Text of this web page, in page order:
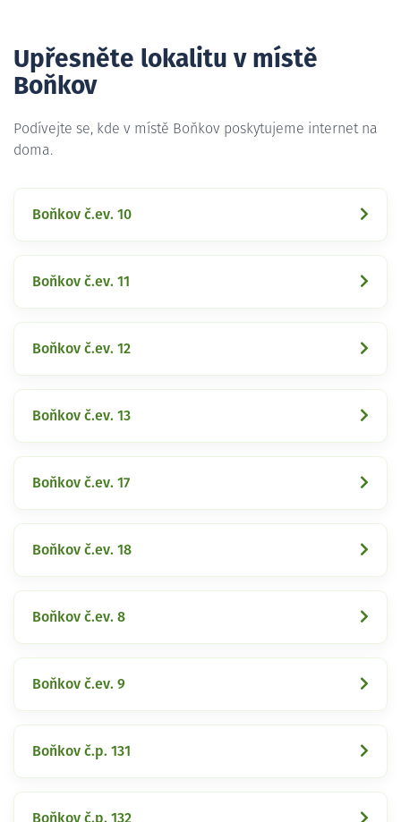
Upřesněte lokalitu v místě
Boňkov
Podívejte se, kde v místě Boňkov poskytujeme internet na
doma.
Boňkov č.ev. 10
Boňkov č.ev. 11
Boňkov č.ev. 12
Boňkov č.ev. 13
Boňkov č.ev. 17
Boňkov č.ev. 18
Boňkov č.ev. 8
Boňkov č.ev. 9
Boňkov č.p. 131
Boňkov č.p. 132